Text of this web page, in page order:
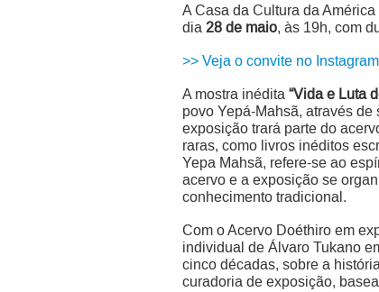
A Casa da Cultura da
dia 28 de maio, às 19h, com
>> Veja o convite no Instagram
A mostra inédita “Vida e Luta
povo Yepá-Mahsã, através
exposição trará parte do
raras, como livros inéditos
Yepa Mahsã, refere-se ao
acervo e a exposição se
conhecimento tradicional.
Com o Acervo Doéthiro em
individual de Álvaro Tukano
cinco décadas, sobre a
curadoria de exposição,